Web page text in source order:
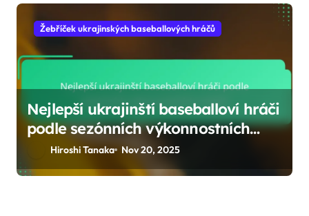
Žebříček ukrajinských baseballových hráčů
Nejlepší ukrajinští baseballoví hráči
podle sezónních výkonnostních
metrik
Hiroshi Tanaka Nov 20, 2025